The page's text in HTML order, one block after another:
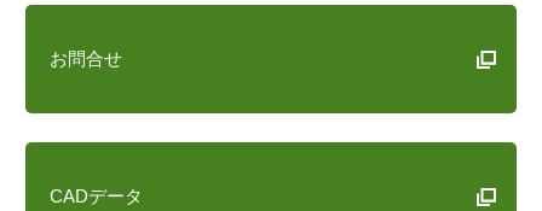
お問合せ
CADデータ